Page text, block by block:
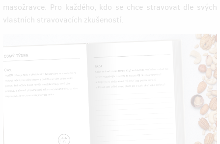
masožravce. Pro každého, kdo se chce stravovat dle svých
vlastních stravovacích zkušeností.